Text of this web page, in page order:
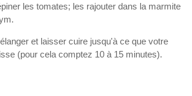
les tomates; les rajouter dans la marmite
et laisser cuire jusqu'à ce que votre
(pour cela comptez 10 à 15 minutes).